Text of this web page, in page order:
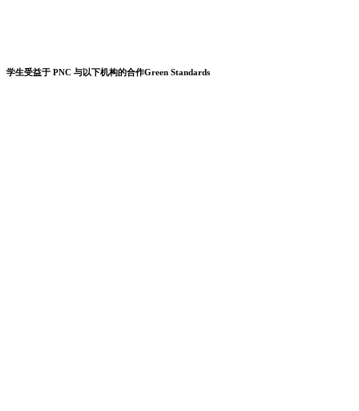
学生受益于 PNC 与以下机构的合作Green Standards